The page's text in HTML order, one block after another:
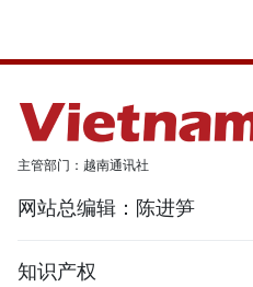
主管部门：越南通讯社
网站总编辑：陈进笋
知识产权